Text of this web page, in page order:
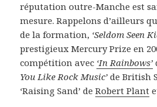
réputation outre-Manche est
mesure. Rappelons d’ailleurs
de la formation, ‘Seldom Seen
prestigieux Mercury Prize en
compétition avec ‘In Rainbows’
You Like Rock Music’ de British
‘Raising Sand’ deRobert Plant